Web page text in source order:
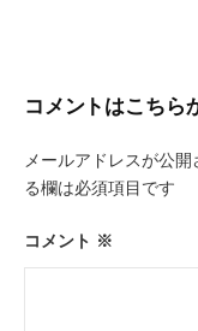
ゲ
シ
ョ
ン
コメントはこちら
メールアドレスが公開
る欄は必須項目です
コメント ※